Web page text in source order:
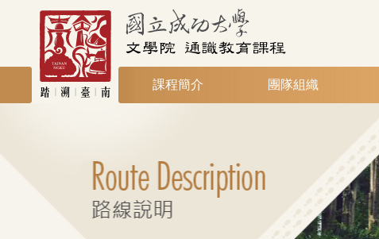
課程簡介 團隊組織